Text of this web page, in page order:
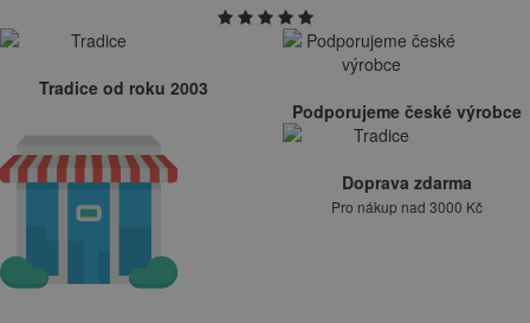
Tradice od roku 2003
Podporujeme české výrobce
Doprava zdarma
Pro nákup nad 3000 Kč